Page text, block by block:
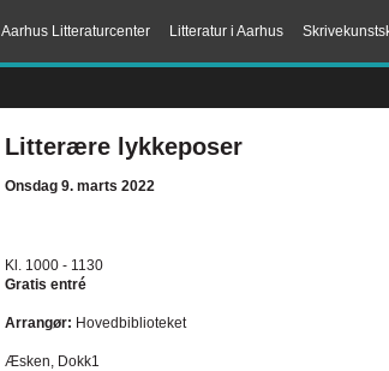
Litteratur i Aarhus
Aarhus Litteraturcenter
Litterære lykkeposer
Onsdag 9. marts 2022
Kl. 1000 - 1130
Gratis entré
Arrangør: Hovedbiblioteket
Æsken, Dokk1